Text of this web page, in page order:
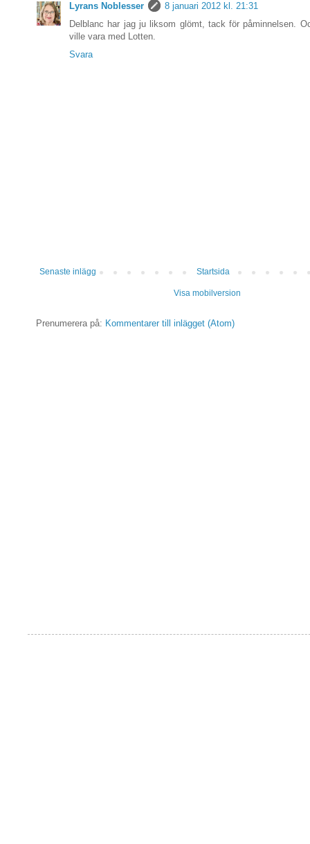
Lyrans Noblesser
8 januari 2012 kl. 21:31
Delblanc har jag ju liksom glömt, tack för påminnelsen.
ville vara med Lotten.
Svara
Senaste inlägg Startsida
Visa mobilversion
Prenumerera på: Kommentarer till inlägget (Atom)